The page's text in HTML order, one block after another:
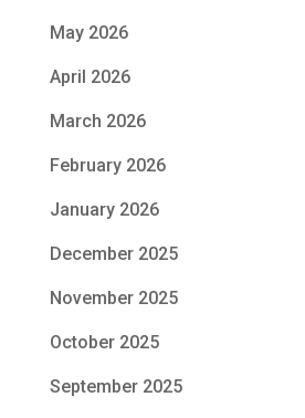
May 2026
April 2026
March 2026
February 2026
January 2026
December 2025
November 2025
October 2025
September 2025